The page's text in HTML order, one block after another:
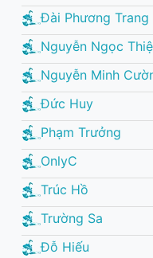
Đài Phương Trang
Nguyễn Ngọc
Nguyễn Minh
Đức Huy
Phạm Trưởng
OnlyC
Trúc Hồ
Trường Sa
Đỗ Hiếu